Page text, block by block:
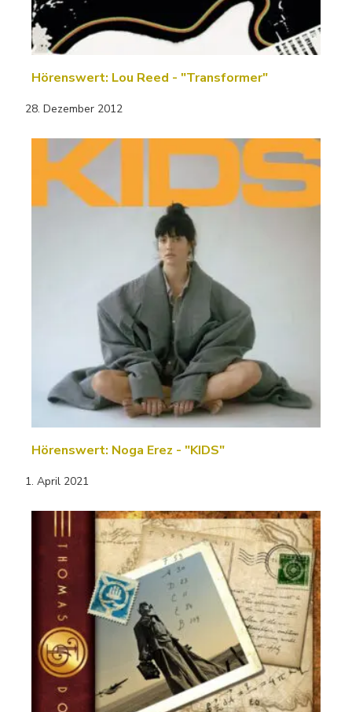
Hörenswert: Lou Reed - "Transformer"
28. Dezember 2012
Hörenswert: Noga Erez - "KIDS"
1. April 2021